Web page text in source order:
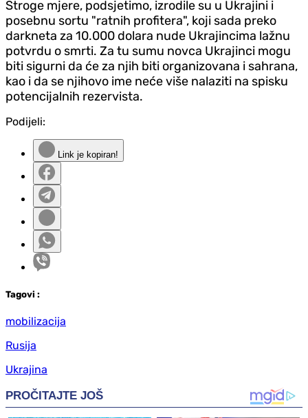
Stroge mjere, podsjetimo, izrodile su u Ukrajini i
posebnu sortu "ratnih profitera", koji sada preko
darkneta za 10.000 dolara nude Ukrajincima lažnu
potvrdu o smrti. Za tu sumu novca Ukrajinci mogu
biti sigurni da će za njih biti organizovana i sahrana,
kao i da se njihovo ime neće više nalaziti na spisku
potencijalnih rezervista.
Podijeli:
Link je kopiran!
Tagovi :
mobilizacija
Rusija
Ukrajina